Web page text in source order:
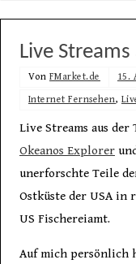
Live
Von FMarket.de 15.
Internet Fernsehen,
Live Streams aus der
Okeanos Explorer
unerforschte Teile
Ostküste der USA in
US Fischereiamt.
Auf mich persönlich